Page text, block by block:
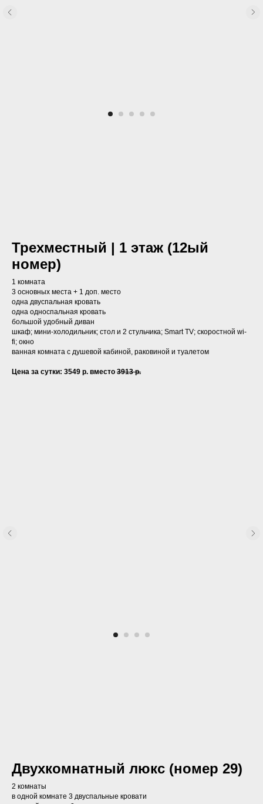
Трехместный | 1 этаж (12ый
номер)
1 комната
3 основных места + 1 доп. место
одна двуспальная кровать
одна односпальная кровать
большой удобный диван
шкаф; мини-холодильник; стол и 2 стульчика; Smart TV; скоростной wi-
fi; окно
ванная комната с душевой кабиной, раковиной и туалетом
Цена за сутки: 3549 р. вместо 3913 р.
Двухкомнатный люкс (номер 29)
2 комнаты
в одной комнате 3 двуспальные кровати